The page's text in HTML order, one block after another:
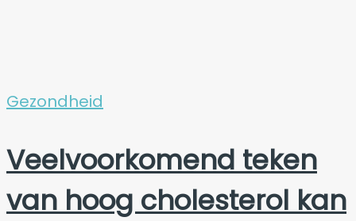
Gezondheid
Veelvoorkomend teken
van hoog cholesterol kan